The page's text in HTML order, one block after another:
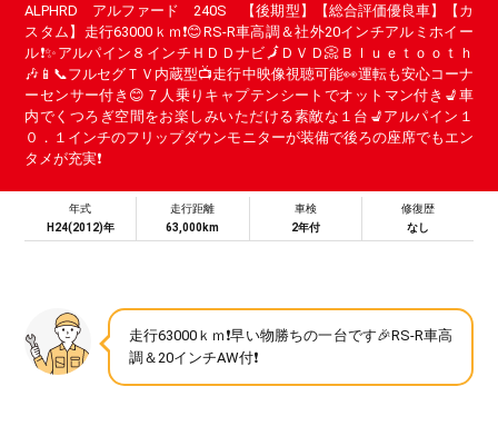
ALPHRD アルファード 240S 【後期型】【総合評価優良車】【カ
スタム】走行63000ｋｍ❗😊RS-R車高調＆社外20インチアルミホイー
ル❗✨アルパイン８インチＨＤＤナビ🗾ＤＶＤ📀Ｂｌｕｅｔｏｏｔｈ
🎶📱📞フルセグＴＶ内蔵型📺走行中映像視聴可能👀運転も安心コーナ
ーセンサー付き😊７人乗りキャプテンシートでオットマン付き💺車
内でくつろぎ空間をお楽しみいただける素敵な１台💺アルパイン１
０．１インチのフリップダウンモニターが装備で後ろの座席でもエン
タメが充実❗
年式
H24(2012)年
走行距離
63,000km
車検
2年付
修復歴
なし
走行63000ｋｍ❗早い物勝ちの一台です🎉RS-R車高
調＆20インチAW付❗